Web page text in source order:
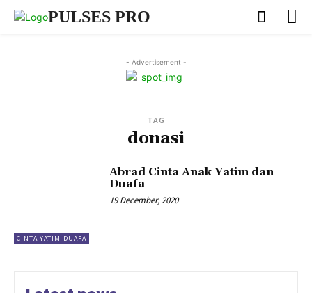
PULSES PRO
- Advertisement -
TAG
donasi
CINTA YATIM-DUAFA
Abrad Cinta Anak Yatim dan
Duafa
19 December, 2020